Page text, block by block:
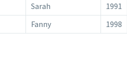
Sarah 1991
Fanny 1998